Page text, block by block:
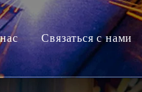
Связаться с нами